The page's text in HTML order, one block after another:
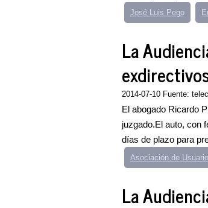
José Luis Pego
La
2014-07-10 Fuente:
El abogado Ricardo
juzgado.El auto, con
días de plazo para
Asociación de
La